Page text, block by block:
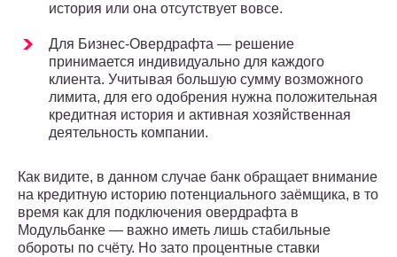
история или она отсутствует вовсе.
Для Бизнес-Овердрафта — решение
принимается индивидуально для каждого
клиента. Учитывая большую сумму возможного
лимита, для его одобрения нужна положительная
кредитная история и активная хозяйственная
деятельность компании.
Как видите, в данном случае банк обращает внимание
на кредитную историю потенциального заёмщика, в то
время как для подключения овердрафта в
Модульбанке — важно иметь лишь стабильные
обороты по счёту. Но зато процентные ставки